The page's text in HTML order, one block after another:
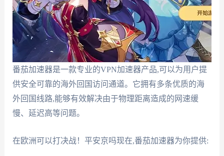
番茄加速器是一款专业的VPN加速器产品,可以为用户提
供安全可靠的海外回国访问通道。它拥有多条优质的海
外回国线路,能够有效解决由于物理距离造成的网速缓
慢、延迟高等问题。
在欧洲可以打决战！平安京吗现在,番茄加速器为你提供: